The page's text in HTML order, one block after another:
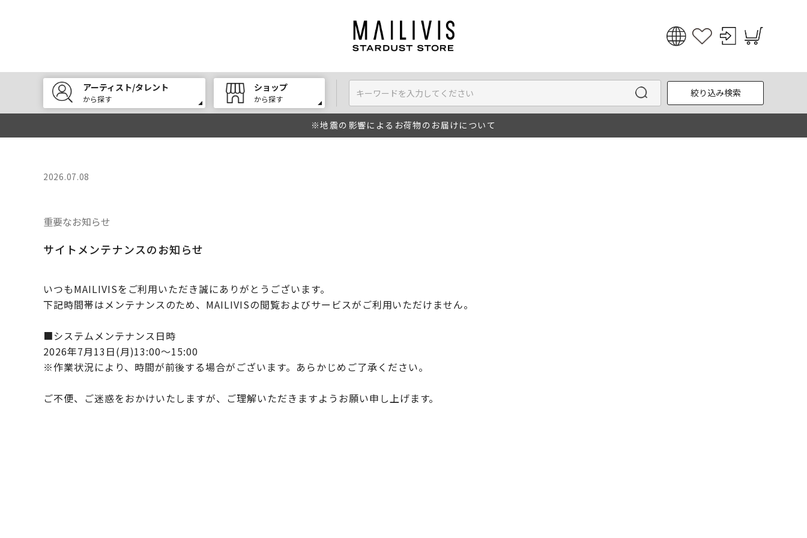
English
한국어
アーティスト/タレント
から探す
ショップ
から探す
絞り込み検索
※地震の影響によるお荷物のお届けについて
2026.07.08
重要なお知らせ
サイトメンテナンスのお知らせ
いつもMAILIVISをご利用いただき誠にありがとうございます。
下記時間帯はメンテナンスのため、MAILIVISの閲覧およびサービスがご利用いただけません。
■システムメンテナンス日時
2026年7月13日(月)13:00～15:00
※作業状況により、時間が前後する場合がございます。あらかじめご了承ください。
ご不便、ご迷惑をおかけいたしますが、ご理解いただきますようお願い申し上げます。